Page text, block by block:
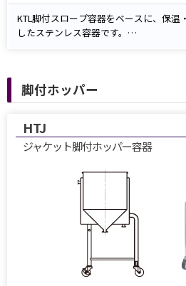
KTL脚付スロープ容器をベースに、保
したステンレス容器です。
を効率化します。
脚付ホッパー
HTJ
ジャケット脚付ホッパー容器